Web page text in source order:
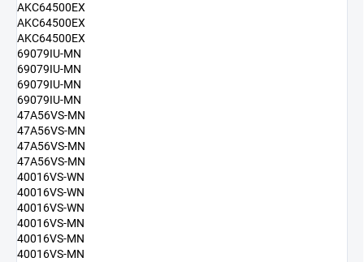
AKC64500EX
AKC64500EX
AKC64500EX
69079IU-MN
69079IU-MN
69079IU-MN
69079IU-MN
47A56VS-MN
47A56VS-MN
47A56VS-MN
47A56VS-MN
40016VS-WN
40016VS-WN
40016VS-WN
40016VS-MN
40016VS-MN
40016VS-MN